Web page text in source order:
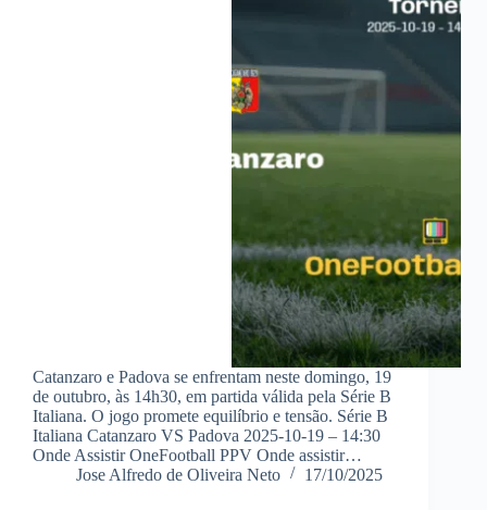
Catanzaro e Padova se enfrentam neste domingo, 19
de outubro, às 14h30, em partida válida pela Série B
Italiana. O jogo promete equilíbrio e tensão. Série B
Italiana Catanzaro VS Padova 2025-10-19 – 14:30
Onde Assistir OneFootball PPV Onde assistir…
Jose Alfredo de Oliveira Neto
17/10/2025